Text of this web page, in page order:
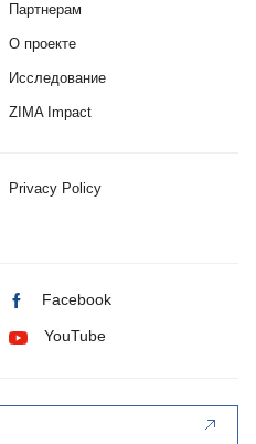
Партнерам
О проекте
Исследование
ZIMA Impact
Privacy Policy
Facebook
YouTube